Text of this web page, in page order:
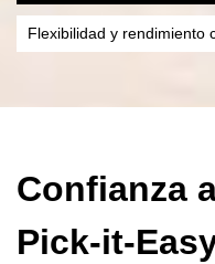
Flexibilidad y rendimiento
Confianza
Pick-it-